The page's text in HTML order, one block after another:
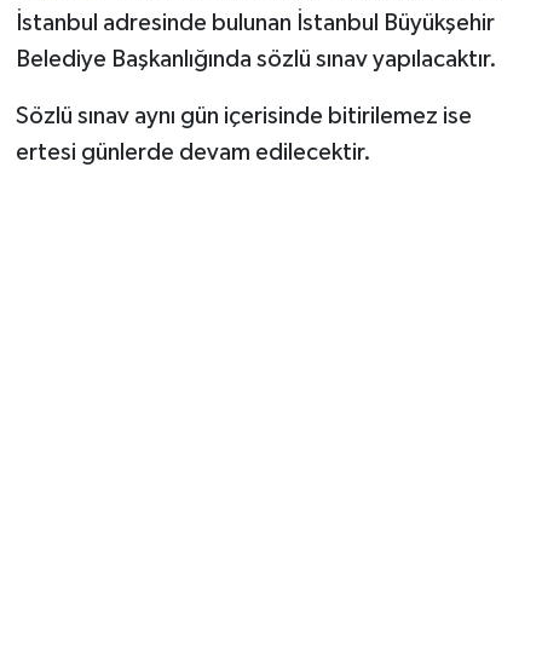
İstanbul adresinde bulunan İstanbul Büyükşehir
Belediye Başkanlığında sözlü sınav yapılacaktır.
Sözlü sınav aynı gün içerisinde bitirilemez ise
ertesi günlerde devam edilecektir.